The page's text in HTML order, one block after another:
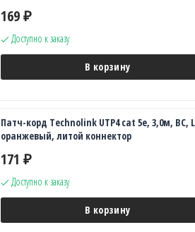
169 ₽
Доступно к заказу
В корзину
Патч-корд Technolink UTP4 cat 5e, 3,0м, ВС,
оранжевый, литой коннектор
171 ₽
Доступно к заказу
В корзину